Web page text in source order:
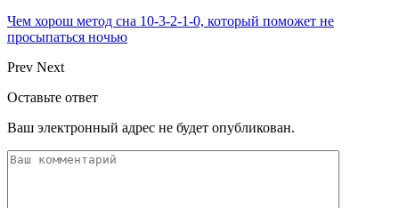
Чем хорош метод сна 10-3-2-1-0, который поможет не
просыпаться ночью
Prev Next
Оставьте ответ
Ваш электронный адрес не будет опубликован.